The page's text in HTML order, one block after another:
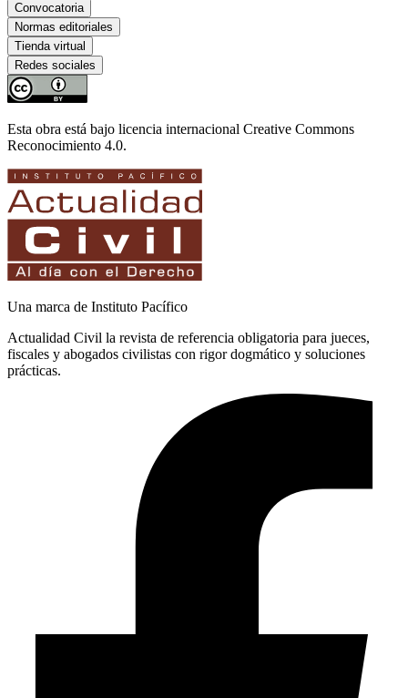
Convocatoria
Normas editoriales
Tienda virtual
Redes sociales
Esta obra está bajo licencia internacional Creative Commons
Reconocimiento 4.0.
Una marca de Instituto Pacífico
Actualidad Civil la revista de referencia obligatoria para jueces,
fiscales y abogados civilistas con rigor dogmático y soluciones
prácticas.